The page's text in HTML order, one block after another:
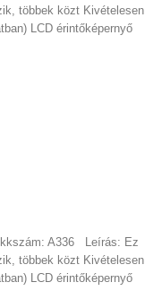
többek közt Kivételesen
LCD érintőképernyő
A336 Leírás: Ez
többek közt Kivételesen
LCD érintőképernyő